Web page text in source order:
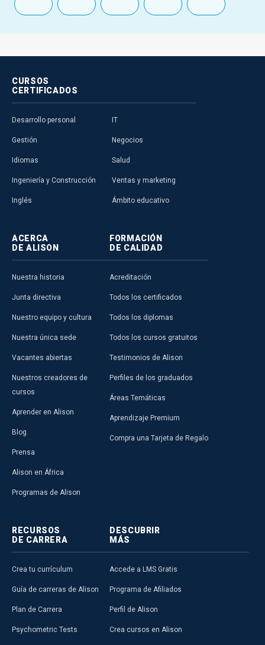
CURSOS
CERTIFICADOS
Desarrollo personal
Gestión
Idiomas
Ingeniería y Construcción
Inglés
IT
Negocios
Salud
Ventas y marketing
Ámbito educativo
ACERCA
DE ALISON
Nuestra historia
Junta directiva
Nuestro equipo y cultura
Nuestra única sede
Vacantes abiertas
Nuestros creadores de
cursos
Aprender en Alison
Blog
Prensa
Alison en África
Programas de Alison
FORMACIÓN
DE CALIDAD
Acreditación
Todos los certificados
Todos los diplomas
Todos los cursos gratuitos
Testimonios de Alison
Perfiles de los graduados
Áreas Temáticas
Aprendizaje Premium
Compra una Tarjeta de Regalo
RECURSOS
DE CARRERA
Crea tu currículum
Guía de carreras de Alison
Plan de Carrera
Psychometric Tests
DESCUBRIR
MÁS
Accede a LMS Gratis
Programa de Afiliados
Perfil de Alison
Crea cursos en Alison